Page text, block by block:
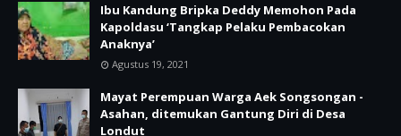
Ibu Kandung Bripka Deddy Memohon Pada
Kapoldasu ‘Tangkap Pelaku Pembacokan
Anaknya’
Agustus 19, 2021
Mayat Perempuan Warga Aek Songsongan -
Asahan, ditemukan Gantung Diri di Desa
Londut